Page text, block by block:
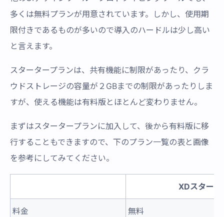
多くは無料プランが用意されています。しかし、使用期
限付きであるものが多いので導入のハードルは少し高い
と言えます。
スタータープランは、共有機能に制限があったり、クラ
ウドストレージの容量が２GBまでの制限があったりしま
すが、使える機能は有料版とほとんど変わりません。
まずはスタータープランに加入して、後から有料版に移
行することもできますので、下のプラン一覧の表と画像
を参考にしてみてください。
XDスタータ
料金 無料